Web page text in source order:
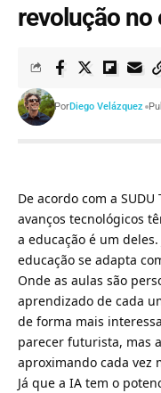
revolução no
PorDiego Velázquez
De acordo com a
avanços tecnológicos
a educação é um
educação se adapta
Onde as aulas são
aprendizado de cada
de forma mais
parecer futurista, mas
aproximando cada vez
Já que a IA tem o